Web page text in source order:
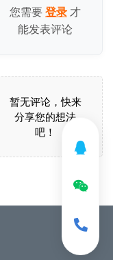
您需要 登录 才
能发表评论
暂无评论，快来
分享您的想法
吧！